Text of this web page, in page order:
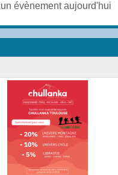
évènement aujourd'hui